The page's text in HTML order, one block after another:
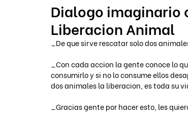
Dialogo imaginario
Liberacion Animal
_De que sirve rescatar solo dos
_Con cada accion la gente conoce lo
consumirlo y si no lo consume ellos
dos animales la liberacion, es toda su
_Gracias gente por hacer esto, les